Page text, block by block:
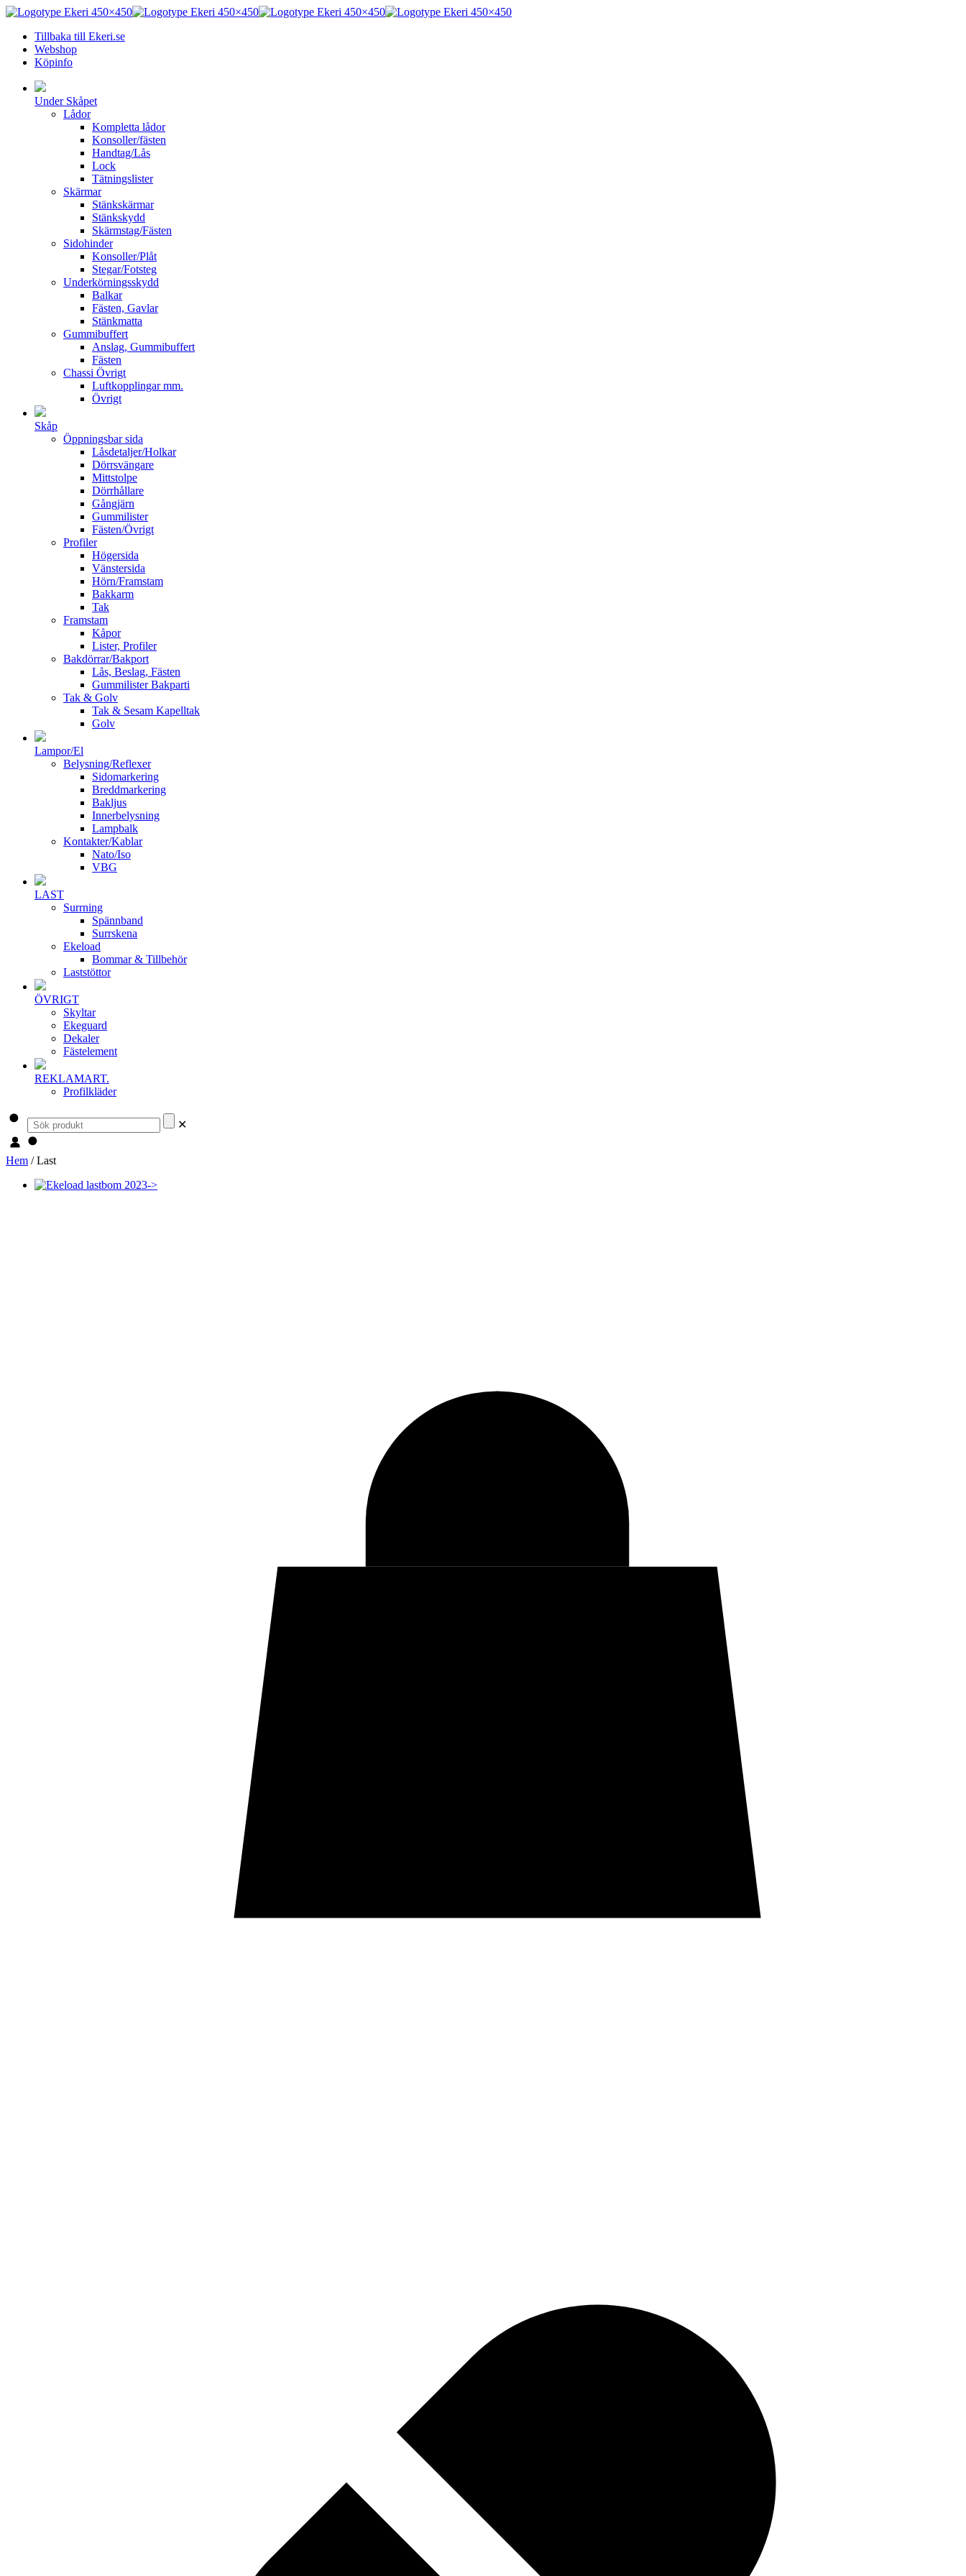
Tillbaka till Ekeri.se
Webshop
Köpinfo
Under Skåpet
Lådor
Kompletta lådor
Konsoller/fästen
Handtag/Lås
Lock
Tätningslister
Skärmar
Stänkskärmar
Stänkskydd
Skärmstag/Fästen
Sidohinder
Konsoller/Plåt
Stegar/Fotsteg
Underkörningsskydd
Balkar
Fästen, Gavlar
Stänkmatta
Gummibuffert
Anslag, Gummibuffert
Fästen
Chassi Övrigt
Luftkopplingar mm.
Övrigt
Skåp
Öppningsbar sida
Låsdetaljer/Holkar
Dörrsvängare
Mittstolpe
Dörrhållare
Gångjärn
Gummilister
Fästen/Övrigt
Profiler
Högersida
Vänstersida
Hörn/Framstam
Bakkarm
Tak
Framstam
Kåpor
Lister, Profiler
Bakdörrar/Bakport
Lås, Beslag, Fästen
Gummilister Bakparti
Tak & Golv
Tak & Sesam Kapelltak
Golv
Lampor/El
Belysning/Reflexer
Sidomarkering
Breddmarkering
Bakljus
Innerbelysning
Lampbalk
Kontakter/Kablar
Nato/Iso
VBG
LAST
Surrning
Spännband
Surrskena
Ekeload
Bommar & Tillbehör
Laststöttor
ÖVRIGT
Skyltar
Ekeguard
Dekaler
Fästelement
REKLAMART.
Profilkläder
✕
Hem / Last